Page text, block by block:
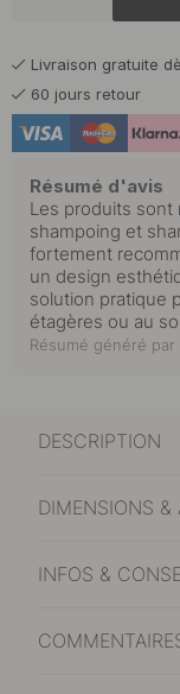
Livraison gratuite
60 jours retour
Résumé d'avis
Les produits sont
shampoing et
fortement
un design
solution pratique
étagères ou au sol.
Résumé généré
DESCRIPTION
DIMENSIONS &
INFOS &